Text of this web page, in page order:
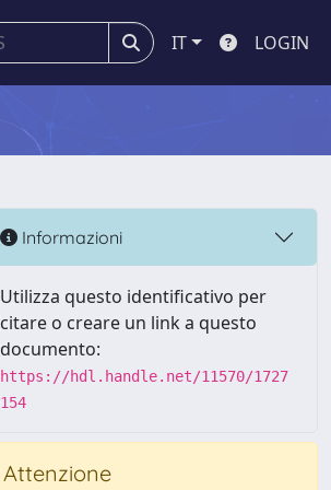
IT LOGIN
Informazioni
Utilizza questo identificativo per
citare o creare un link a questo
documento:
https://hdl.handle.net/11570/1727
154
Attenzione